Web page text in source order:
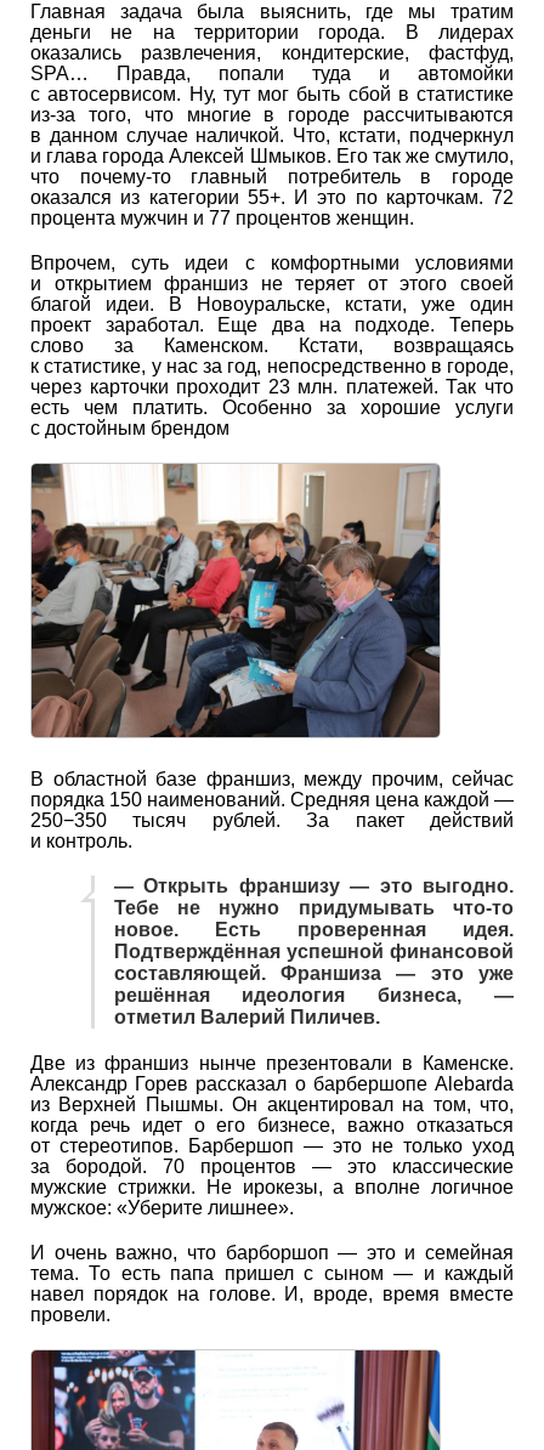
Главная задача была выяснить, где мы тратим
деньги не на территории города. В лидерах
оказались развлечения, кондитерские, фастфуд,
SPA… Правда, попали туда и автомойки
с автосервисом. Ну, тут мог быть сбой в статистике
из-за того, что многие в городе рассчитываются
в данном случае наличкой. Что, кстати, подчеркнул
и глава города Алексей Шмыков. Его так же смутило,
что почему-то главный потребитель в городе
оказался из категории 55+. И это по карточкам. 72
процента мужчин и 77 процентов женщин.
Впрочем, суть идеи с комфортными условиями
и открытием франшиз не теряет от этого своей
благой идеи. В Новоуральске, кстати, уже один
проект заработал. Еще два на подходе. Теперь
слово за Каменском. Кстати, возвращаясь
к статистике, у нас за год, непосредственно в городе,
через карточки проходит 23 млн. платежей. Так что
есть чем платить. Особенно за хорошие услуги
с достойным брендом
В областной базе франшиз, между прочим, сейчас
порядка 150 наименований. Средняя цена каждой —
250−350 тысяч рублей. За пакет действий
и контроль.
— Открыть франшизу — это выгодно.
Тебе не нужно придумывать что-то
новое. Есть проверенная идея.
Подтверждённая успешной финансовой
составляющей. Франшиза — это уже
решённая идеология бизнеса, —
отметил Валерий Пиличев.
Две из франшиз нынче презентовали в Каменске.
Александр Горев рассказал о барбершопе Alebarda
из Верхней Пышмы. Он акцентировал на том, что,
когда речь идет о его бизнесе, важно отказаться
от стереотипов. Барбершоп — это не только уход
за бородой. 70 процентов — это классические
мужские стрижки. Не ирокезы, а вполне логичное
мужское: «Уберите лишнее».
И очень важно, что барборшоп — это и семейная
тема. То есть папа пришел с сыном — и каждый
навел порядок на голове. И, вроде, время вместе
провели.